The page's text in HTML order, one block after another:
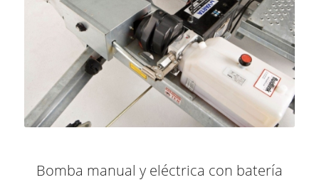
Bomba manual y eléctrica con batería